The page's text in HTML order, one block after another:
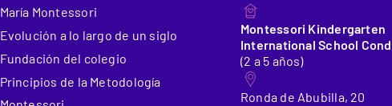
María Montessori
Evolución a lo largo de un siglo
Fundación del colegio
Principios de la Metodología
Montessori Kindergarten
International School
(2 a 5 años)
Ronda de Abubilla, 20